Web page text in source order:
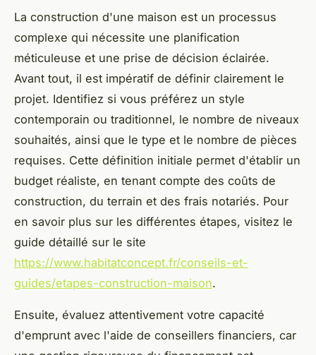
La construction d'une maison est un processus
complexe qui nécessite une planification
méticuleuse et une prise de décision éclairée.
Avant tout, il est impératif de définir clairement le
projet. Identifiez si vous préférez un style
contemporain ou traditionnel, le nombre de niveaux
souhaités, ainsi que le type et le nombre de pièces
requises. Cette définition initiale permet d'établir un
budget réaliste, en tenant compte des coûts de
construction, du terrain et des frais notariés. Pour
en savoir plus sur les différentes étapes, visitez le
guide détaillé sur le site
https://www.habitatconcept.fr/conseils-et-
guides/etapes-construction-maison.
Ensuite, évaluez attentivement votre capacité
d'emprunt avec l'aide de conseillers financiers, car